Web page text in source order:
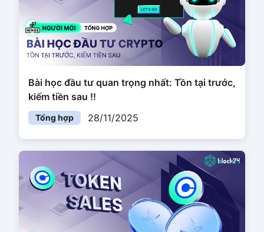
Bài học đầu tư quan trọng nhất: Tồn tại trước,
kiếm tiền sau !!
Tổng hợp 28/11/2025